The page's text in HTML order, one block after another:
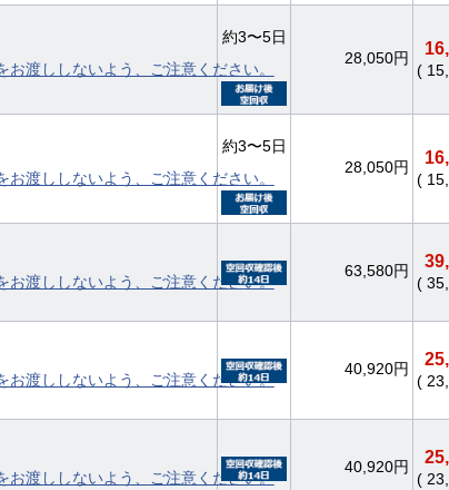
渡ししないよう、ご注意ください。
約3〜5日
28,050円
(
渡ししないよう、ご注意ください。
約3〜5日
28,050円
(
お渡ししないよう、ご注意ください。
63,580円
(
お渡ししないよう、ご注意ください。
40,920円
(
お渡ししないよう、ご注意ください。
40,920円
(